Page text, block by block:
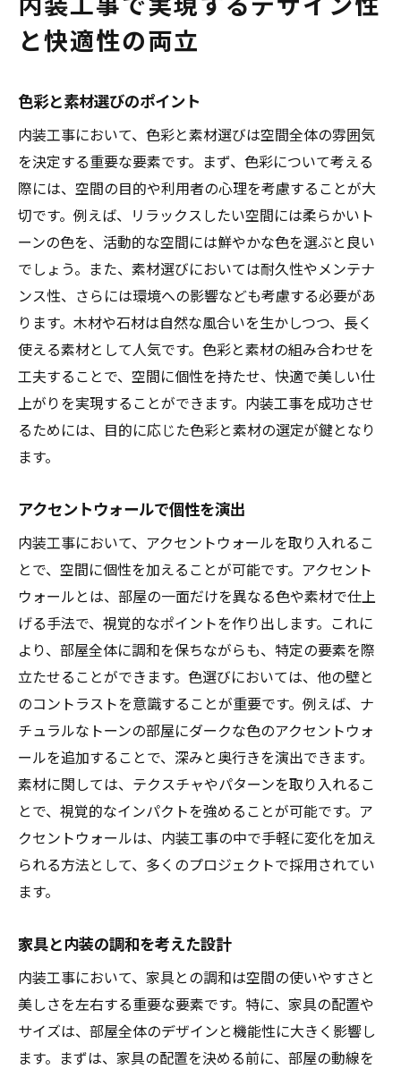
と快適性の両立
色彩と素材選びのポイント
内装工事において、色彩と素材選びは空間全体の雰囲気
を決定する重要な要素です。まず、色彩について考える
際には、空間の目的や利用者の心理を考慮することが大
切です。例えば、リラックスしたい空間には柔らかいト
ーンの色を、活動的な空間には鮮やかな色を選ぶと良い
でしょう。また、素材選びにおいては耐久性やメンテナ
ンス性、さらには環境への影響なども考慮する必要があ
ります。木材や石材は自然な風合いを生かしつつ、長く
使える素材として人気です。色彩と素材の組み合わせを
工夫することで、空間に個性を持たせ、快適で美しい仕
上がりを実現することができます。内装工事を成功させ
るためには、目的に応じた色彩と素材の選定が鍵となり
ます。
アクセントウォールで個性を演出
内装工事において、アクセントウォールを取り入れるこ
とで、空間に個性を加えることが可能です。アクセント
ウォールとは、部屋の一面だけを異なる色や素材で仕上
げる手法で、視覚的なポイントを作り出します。これに
より、部屋全体に調和を保ちながらも、特定の要素を際
立たせることができます。色選びにおいては、他の壁と
のコントラストを意識することが重要です。例えば、ナ
チュラルなトーンの部屋にダークな色のアクセントウォ
ールを追加することで、深みと奥行きを演出できます。
素材に関しては、テクスチャやパターンを取り入れるこ
とで、視覚的なインパクトを強めることが可能です。ア
クセントウォールは、内装工事の中で手軽に変化を加え
られる方法として、多くのプロジェクトで採用されてい
ます。
家具と内装の調和を考えた設計
内装工事において、家具との調和は空間の使いやすさと
美しさを左右する重要な要素です。特に、家具の配置や
サイズは、部屋全体のデザインと機能性に大きく影響し
ます。まずは、家具の配置を決める前に、部屋の動線を